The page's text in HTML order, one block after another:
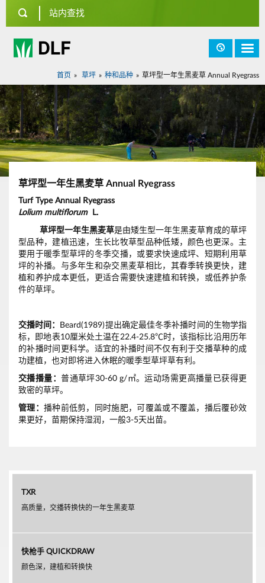
首页 草坪 种和品种 草坪型一年生黑麦草 Annual Ryegrass
草坪型一年生黑麦草 Annual Ryegrass
Turf Type Annual Ryegrass
Lolium multiflorum
L.
草坪型一年生黑麦草是由矮生型一年生黑麦草育成的草坪
型品种，建植迅速，生长比牧草型品种低矮，颜色也更深。主
要用于暖季型草坪的冬季交播，或要求快速成坪、短期利用草
坪的补播。与多年生和杂交黑麦草相比，其春季转换更快，建
植和养护成本更低，更适合需要快速建植和转换，或低养护条
件的草坪。
交播时间：
Beard(1989)提出确定最佳冬季补播时间的生物学指
标，即地表10厘米处土温在22.4-25.8℃时，该指标比沿用历年
的补播时间更科学。适宜的补播时间不仅有利于交播草种的成
功建植，也对即将进入休眠的暖季型草坪草有利。
交播播量：普通草坪30-60 g/㎡。运动场需更高播量已获得更
致密的草坪。
管理： 播种前低剪，同时施肥，可覆盖或不覆盖，播后覆砂效
果更好，苗期保持湿润，一般3-5天出苗。
TXR
高质量，交播转换快的一年生黑麦草
快枪手 QUICKDRAW
颜色深，建植和转换快